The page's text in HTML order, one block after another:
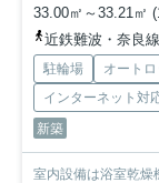
33.00㎡～33.21㎡
近鉄難波・奈良
駐輪場 オートロ
インターネット対
新築
室内設備は浴室乾燥